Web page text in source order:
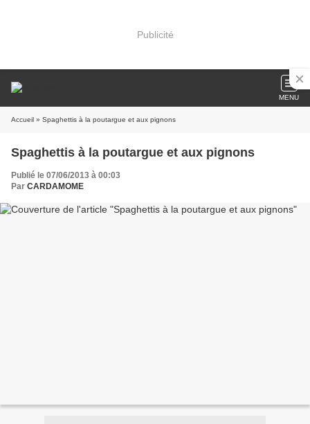
Publicité
MENU
Accueil » Spaghettis à la poutargue et aux pignons
Spaghettis à la poutargue et aux pignons
Publié le 07/06/2013 à 00:03
Par CARDAMOME